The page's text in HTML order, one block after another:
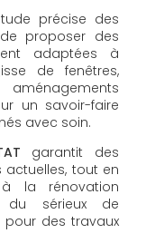
précise des
proposer des
adaptées à
de fenêtres,
un savoir-faire
avec soin.
garantit des
tout en
la rénovation
du sérieux de
des travaux